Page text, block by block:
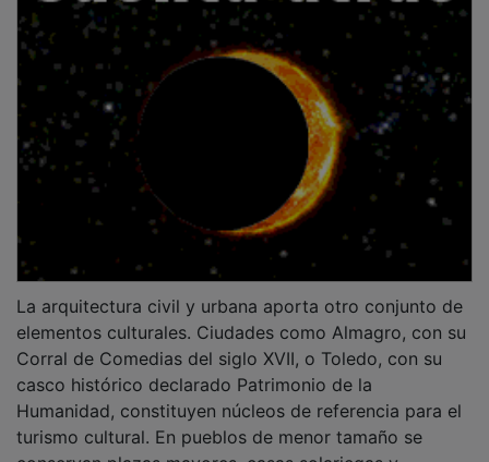
elementos culturales. Ciudades como Almagro, con su
Corral de Comedias del siglo XVII, o Toledo, con su
casco histórico declarado Patrimonio de la
Humanidad, constituyen núcleos de referencia para el
turismo cultural. En pueblos de menor tamaño se
conservan plazas mayores, casas solariegas y